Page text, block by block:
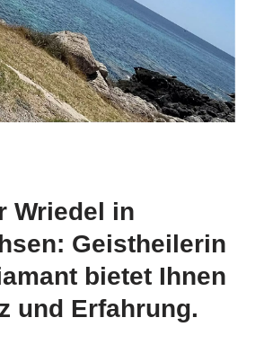
Wriedel in
Geistheilerin
bietet Ihnen
und Erfahrung.